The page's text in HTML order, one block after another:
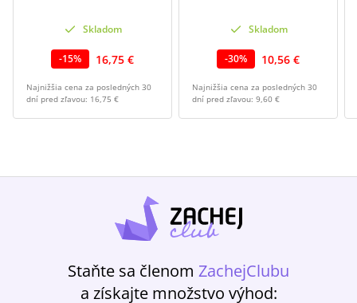
Skladom
-15% 16,75 €
Najnižšia cena za posledných 30
dní pred zľavou: 16,75 €
Skladom
-30% 10,56 €
Najnižšia cena za posledných 30
dní pred zľavou: 9,60 €
Staňte sa členom ZachejClubu
a získajte množstvo výhod: